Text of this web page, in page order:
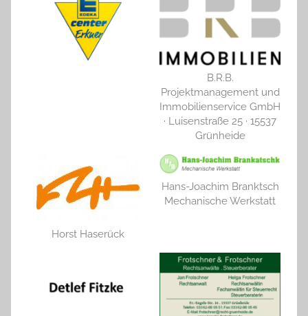
B.R.B.
Projektmanagement und
Immobilienservice GmbH
· Luisenstraße 25 · 15537
Grünheide
Horst Haserück
Hans-Joachim Branktsch
Mechanische Werkstatt